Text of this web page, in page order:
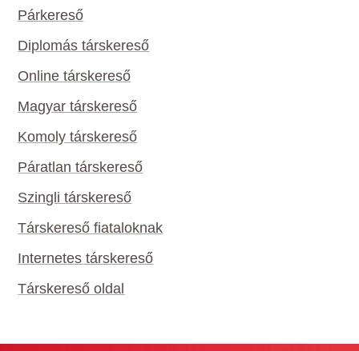
Párkereső
Diplomás társkereső
Online társkereső
Magyar társkereső
Komoly társkereső
Páratlan társkereső
Szingli társkereső
Társkereső fiataloknak
Internetes társkereső
Társkereső oldal